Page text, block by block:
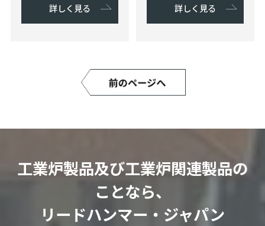
詳しく見る 詳しく見る
工業炉製品及び工業炉関連製品の
ことなら、
リードハンマー・ジャパン